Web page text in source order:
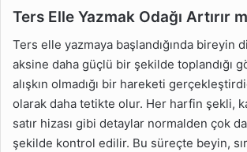
Ters Elle Yazmak Odağı Artırır
Ters elle yazmaya başlandığında bireyin
aksine daha güçlü bir şekilde toplandığı
alışkın olmadığı bir hareketi
olarak daha tetikte olur. Her harfin şekli,
satır hizası gibi detaylar normalden çok
şekilde kontrol edilir. Bu süreçte beyin,